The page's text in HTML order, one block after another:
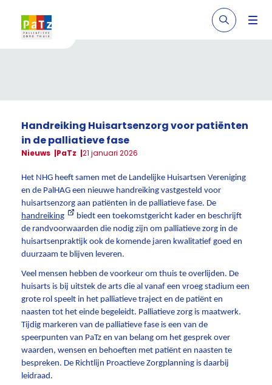
Handreiking Huisartsenzorg voor patiënten
in de palliatieve fase
Nieuws PaTz 21 januari 2026
Het NHG heeft samen met de Landelijke Huisartsen Vereniging
en de PalHAG een nieuwe handreiking vastgesteld voor
huisartsenzorg aan patiënten in de palliatieve fase. De
handreiking
biedt een toekomstgericht kader en beschrijft
de randvoorwaarden die nodig zijn om palliatieve zorg in de
huisartsenpraktijk ook de komende jaren kwalitatief goed en
duurzaam te blijven leveren.
Veel mensen hebben de voorkeur om thuis te overlijden. De
huisarts is bij uitstek de arts die al vanaf een vroeg stadium een
grote rol speelt in het palliatieve traject en de patiënt en
naasten tot het einde begeleidt. Palliatieve zorg is maatwerk.
Tijdig markeren van de palliatieve fase is een van de
speerpunten van PaTz en van belang om het gesprek over
waarden, wensen en behoeften met patiënt en naasten te
bespreken. De Richtlijn Proactieve Zorgplanning is daarbij
leidraad.